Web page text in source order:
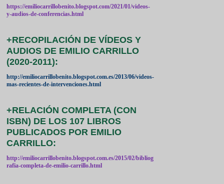
https://emiliocarrillobenito.blogspot.com/2021/01/videos-
y-audios-de-conferencias.html
+RECOPILACIÓN DE VÍDEOS Y
AUDIOS DE EMILIO CARRILLO
(2020-2011):
http://emiliocarrillobenito.blogspot.com.es/2013/06/videos-
mas-recientes-de-intervenciones.html
+RELACIÓN COMPLETA (CON
ISBN) DE LOS 107 LIBROS
PUBLICADOS POR EMILIO
CARRILLO:
http://emiliocarrillobenito.blogspot.com.es/2015/02/bibliog
rafia-completa-de-emilio-carrillo.html